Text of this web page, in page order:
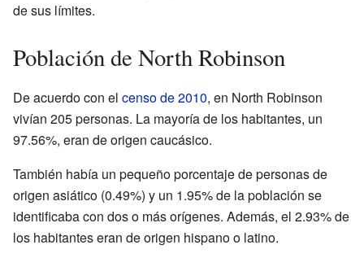
de sus límites.
Población de North Robinson
De acuerdo con el censo de 2010, en North Robinson
vivían 205 personas. La mayoría de los habitantes, un
97.56%, eran de origen caucásico.
También había un pequeño porcentaje de personas de
origen asiático (0.49%) y un 1.95% de la población se
identificaba con dos o más orígenes. Además, el 2.93% de
los habitantes eran de origen hispano o latino.